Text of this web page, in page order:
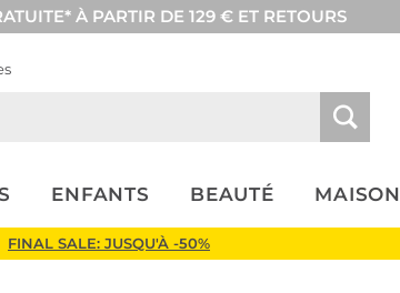
À PARTIR DE 129 € ET RETOURS
ENFANTS BEAUTÉ MAISON
FINAL SALE: JUSQU'À -50%